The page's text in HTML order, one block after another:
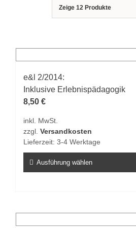
Zeige 12 Produkte
e&l 2/2014:
Inklusive Erlebnispädagogik
8,50 €
inkl. MwSt.
zzgl. Versandkosten
Lieferzeit: 3-4 Werktage
Ausführung wählen